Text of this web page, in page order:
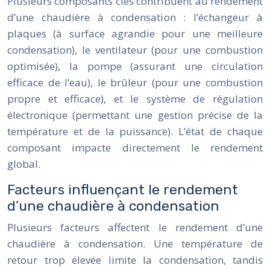
d’une chaudière à condensation : l’échangeur à
plaques (à surface agrandie pour une meilleure
condensation), le ventilateur (pour une combustion
optimisée), la pompe (assurant une circulation
efficace de l’eau), le brûleur (pour une combustion
propre et efficace), et le système de régulation
électronique (permettant une gestion précise de la
température et de la puissance). L’état de chaque
composant impacte directement le rendement
global.
Facteurs influençant le rendement
d’une chaudière à condensation
Plusieurs facteurs affectent le rendement d’une
chaudière à condensation. Une température de
retour trop élevée limite la condensation, tandis